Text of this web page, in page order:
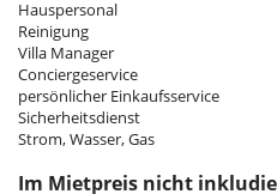
Hochstuhl
Kinderbett
Kinderpool
Küche und Ausstattung
Backofen
Bügeleisen
Kaffeemaschine
Hauspersonal
Reinigung
Villa Manager
Conciergeservice
persönlicher Einkaufsservice
Sicherheitsdienst
Strom, Wasser, Gas
Im Mietpreis nicht